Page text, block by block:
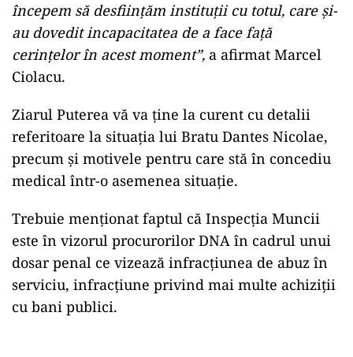
începem să desfiinţăm instituţii cu totul, care şi-
au dovedit incapacitatea de a face faţă
cerinţelor în acest moment”, a afirmat Marcel
Ciolacu.
Ziarul Puterea vă va ține la curent cu detalii
referitoare la situația lui Bratu Dantes Nicolae,
precum și motivele pentru care stă în concediu
medical într-o asemenea situație.
Trebuie menționat faptul că Inspecția Muncii
este în vizorul procurorilor DNA în cadrul unui
dosar penal ce vizează infracțiunea de abuz în
serviciu, infracțiune privind mai multe achiziții
cu bani publici.